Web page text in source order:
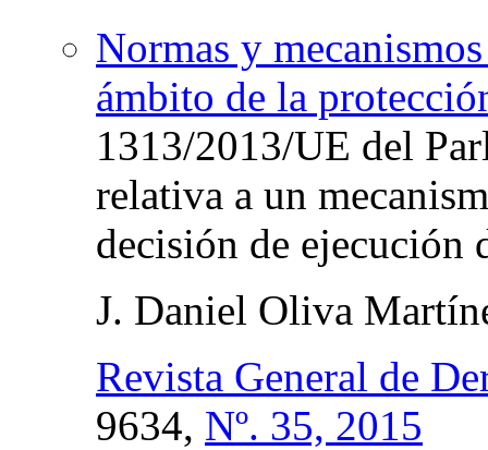
Normas y
ámbito de la
1313/2013/UE del
relativa a un
decisión de ejecución
J. Daniel Oliva
Revista General de
9634, Nº. 35, 2015